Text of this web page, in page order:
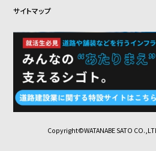
サイトマップ
Copyright©WATANABE SATO